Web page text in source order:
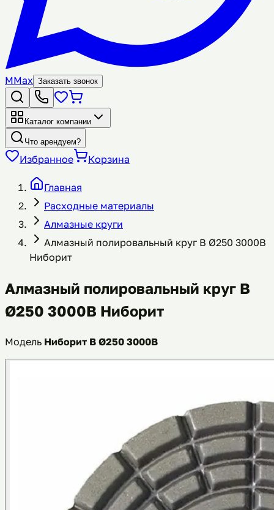
MMax Заказать звонок
Каталог компании
Что арендуем?
Избранное Корзина
Главная
Расходные материалы
Алмазные круги
Алмазный полировальный круг B Ø250 3000B
Ниборит
Алмазный полировальный круг B
Ø250 3000B Ниборит
Модель Ниборит B Ø250 3000B